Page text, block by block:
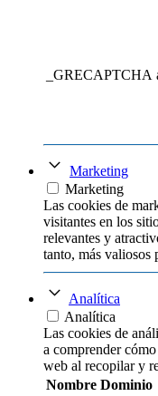
_GRECAPTCHA
Marketing
Marketing
Las cookies de
visitantes en los
relevantes y
tanto, más valiosos
Analítica
Analítica
Las cookies de
a comprender
web al recopilar y
Nombre Dominio